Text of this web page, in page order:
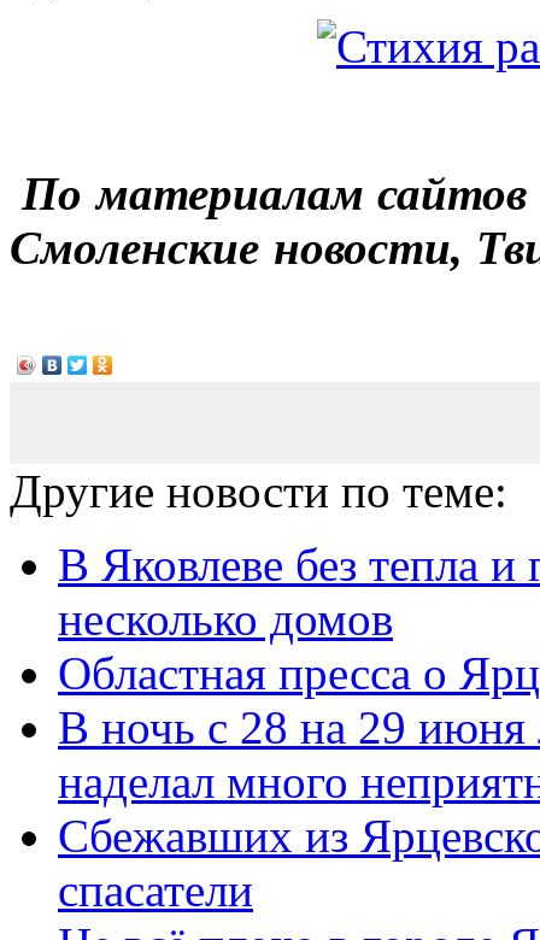
По материалам
Смоленские новости,
Другие новости по теме:
В Яковлеве без тепла и
несколько домов
Областная пресса о
В ночь с 28 на 29 июня
наделал много
Сбежавших из
спасатели